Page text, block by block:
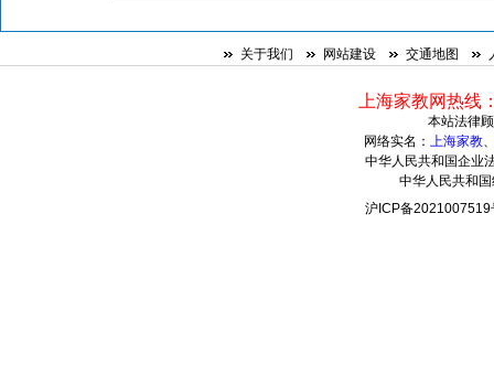
关于我们 网站建设 交通地图
上海家教网热线
本站法律
网络实名： 上海家教
中华人民共和国企业
中华人民共和
沪ICP备